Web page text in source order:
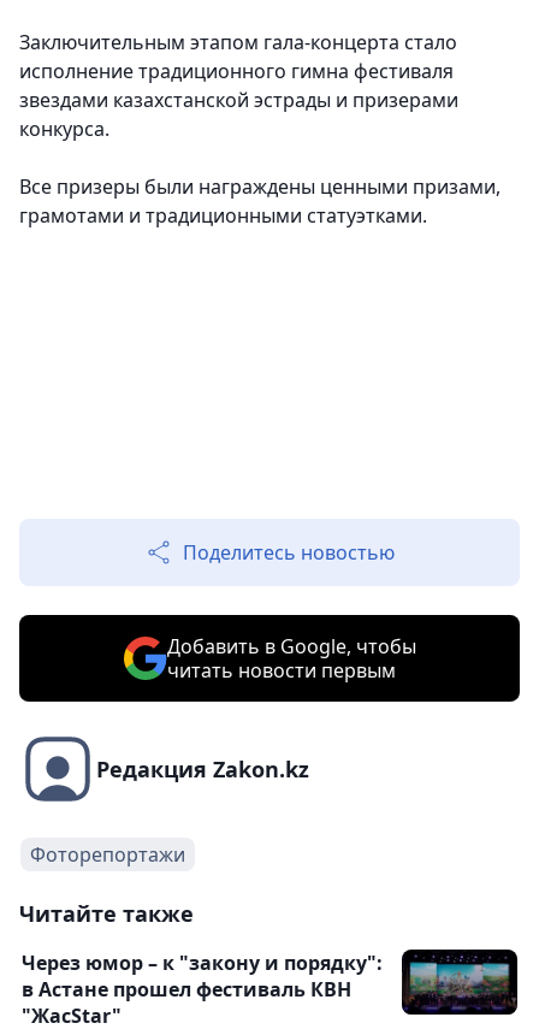
Заключительным этапом гала-концерта стало
исполнение традиционного гимна фестиваля
звездами казахстанской эстрады и призерами
конкурса.
Все призеры были награждены ценными призами,
грамотами и традиционными статуэтками.
Поделитесь новостью
Добавить в Google, чтобы
читать новости первым
Редакция Zakon.kz
Фоторепортажи
Читайте также
Через юмор – к "закону и порядку":
в Астане прошел фестиваль КВН
"ЖасStar"